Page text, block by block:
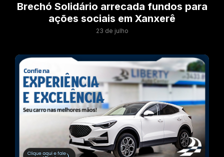
Brechó Solidário arrecada fundos para
ações sociais em Xanxerê
23 de julho